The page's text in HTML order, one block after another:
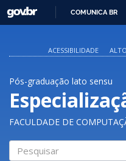
GOVBR
COMUNICA BR
ACESSIBILIDADE
Pós-graduação lato sensu
FACULDADE DE